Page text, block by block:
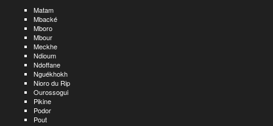
Matam
Mbacké
Mboro
Mbour
Meckhe
Ndioum
Ndoffane
Nguékhokh
Nioro du Rip
Ourossogui
Pikine
Podor
Pout